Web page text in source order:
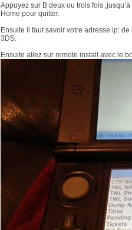
Appuyez sur B deux ou trois fois
Home pour quitter.
Ensuite il faut savoir votre adresse ip:
3DS.
Ensuite allez sur remote install avec le